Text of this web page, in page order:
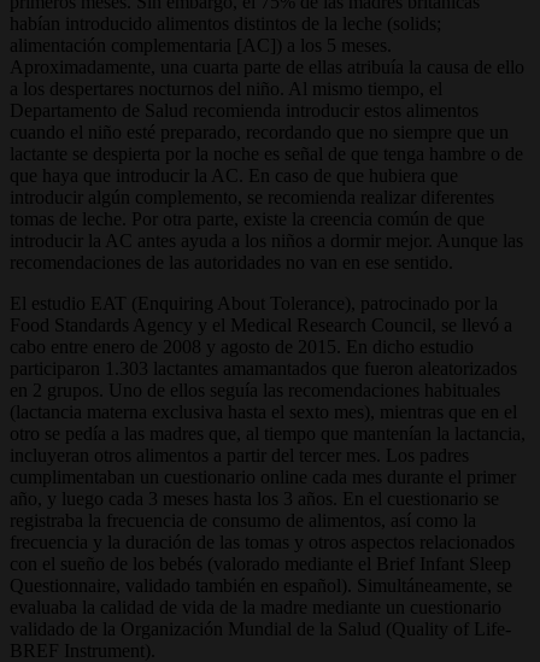
habían introducido alimentos distintos de la leche (solids;
alimentación complementaria [AC]) a los 5 meses.
Aproximadamente, una cuarta parte de ellas atribuía la causa de ello
a los despertares nocturnos del niño. Al mismo tiempo, el
Departamento de Salud recomienda introducir estos alimentos
cuando el niño esté preparado, recordando que no siempre que un
lactante se despierta por la noche es señal de que tenga hambre o de
que haya que introducir la AC. En caso de que hubiera que
introducir algún complemento, se recomienda realizar diferentes
tomas de leche. Por otra parte, existe la creencia común de que
introducir la AC antes ayuda a los niños a dormir mejor. Aunque las
recomendaciones de las autoridades no van en ese sentido.
El estudio EAT (Enquiring About Tolerance), patrocinado por la
Food Standards Agency y el Medical Research Council, se llevó a
cabo entre enero de 2008 y agosto de 2015. En dicho estudio
participaron 1.303 lactantes amamantados que fueron aleatorizados
en 2 grupos. Uno de ellos seguía las recomendaciones habituales
(lactancia materna exclusiva hasta el sexto mes), mientras que en el
otro se pedía a las madres que, al tiempo que mantenían la lactancia,
incluyeran otros alimentos a partir del tercer mes. Los padres
cumplimentaban un cuestionario online cada mes durante el primer
año, y luego cada 3 meses hasta los 3 años. En el cuestionario se
registraba la frecuencia de consumo de alimentos, así como la
frecuencia y la duración de las tomas y otros aspectos relacionados
con el sueño de los bebés (valorado mediante el Brief Infant Sleep
Questionnaire, validado también en español). Simultáneamente, se
evaluaba la calidad de vida de la madre mediante un cuestionario
validado de la Organización Mundial de la Salud (Quality of Life-
BREF Instrument).